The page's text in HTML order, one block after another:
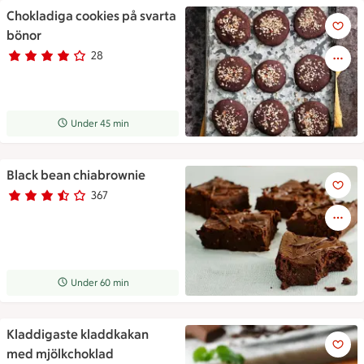
Chokladiga cookies på svarta
bönor
Betyg 4 av 5.
28
28 personer har röstat
Receptet tar Under 45 min att tillaga
Under 45 min
Chokladiga cookies på svarta
Black bean chiabrownie
Betyg 3.7 av 5. 367
367 personer har röstat
Receptet tar Under 60 min att tillaga
Under 60 min
Black bean chiabrownie
Kladdigaste kladdkakan
med mjölkchoklad
Kladdigaste kladdkakan med